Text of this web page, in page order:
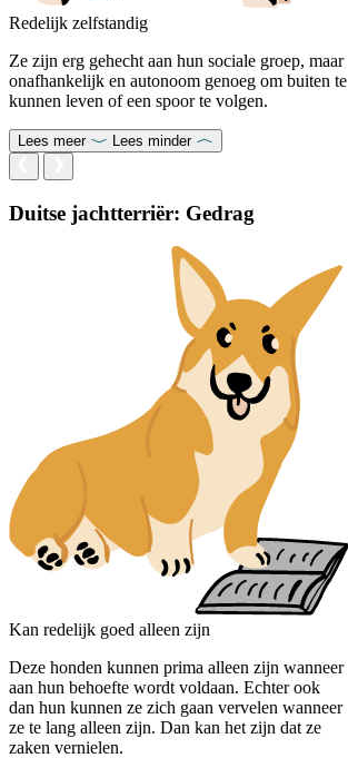
Redelijk zelfstandig
Ze zijn erg gehecht aan hun sociale groep, maar
onafhankelijk en autonoom genoeg om buiten te
kunnen leven of een spoor te volgen.
Lees meer Lees minder
Duitse jachtterriër: Gedrag
Kan redelijk goed alleen zijn
Deze honden kunnen prima alleen zijn wanneer
aan hun behoefte wordt voldaan. Echter ook
dan hun kunnen ze zich gaan vervelen wanneer
ze te lang alleen zijn. Dan kan het zijn dat ze
zaken vernielen.